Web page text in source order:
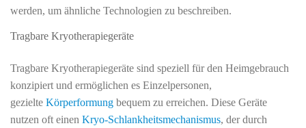
werden, um ähnliche Technologien zu beschreiben.
Tragbare Kryotherapiegeräte
Tragbare Kryotherapiegeräte sind speziell für den Heimgebrauch
konzipiert und ermöglichen es Einzelpersonen,
gezielte Körperformung bequem zu erreichen. Diese Geräte
nutzen oft einen Kryo-Schlankheitsmechanismus, der durch